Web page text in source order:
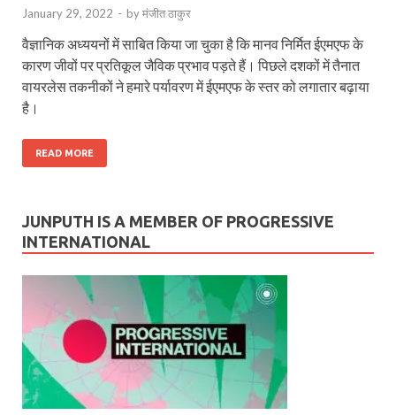
January 29, 2022 - byमंजीत ठाकुर
वैज्ञानिक अध्ययनों में साबित किया जा चुका है कि मानव निर्मित ईएमएफ के
कारण जीवों पर प्रतिकूल जैविक प्रभाव पड़ते हैं। पिछले दशकों में तैनात
वायरलेस तकनीकों ने हमारे पर्यावरण में ईएमएफ के स्तर को लगातार बढ़ाया
है।
READ MORE
JUNPUTH IS A MEMBER OF PROGRESSIVE
INTERNATIONAL